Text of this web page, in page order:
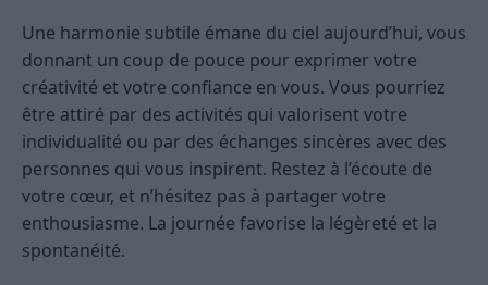
Une harmonie subtile émane du ciel aujourd’hui, vous
donnant un coup de pouce pour exprimer votre
créativité et votre confiance en vous. Vous pourriez
être attiré par des activités qui valorisent votre
individualité ou par des échanges sincères avec des
personnes qui vous inspirent. Restez à l’écoute de
votre cœur, et n’hésitez pas à partager votre
enthousiasme. La journée favorise la légèreté et la
spontanéité.